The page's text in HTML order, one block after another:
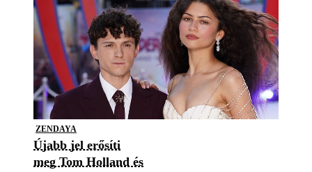
ZENDAYA
Újabb jel erősíti
meg Tom Holland és